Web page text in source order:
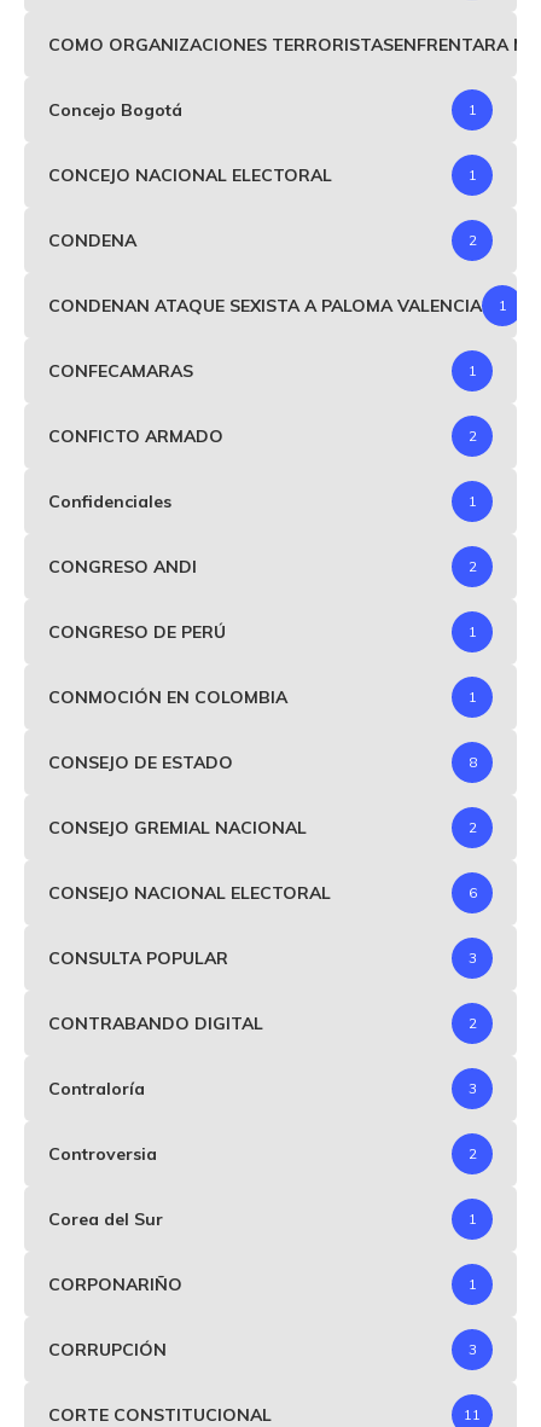
COMO ORGANIZACIONES TERRORISTASENFRENTARA
Concejo Bogotá 1
CONCEJO NACIONAL ELECTORAL 1
CONDENA 2
CONDENAN ATAQUE SEXISTA A PALOMA VALENCIA 1
CONFECAMARAS 1
CONFICTO ARMADO 2
Confidenciales 1
CONGRESO ANDI 2
CONGRESO DE PERÚ 1
CONMOCIÓN EN COLOMBIA 1
CONSEJO DE ESTADO 8
CONSEJO GREMIAL NACIONAL 2
CONSEJO NACIONAL ELECTORAL 6
CONSULTA POPULAR 3
CONTRABANDO DIGITAL 2
Contraloría 3
Controversia 2
Corea del Sur 1
CORPONARIÑO 1
CORRUPCIÓN 3
CORTE CONSTITUCIONAL 11